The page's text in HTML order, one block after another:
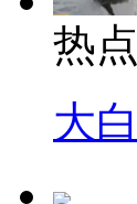
热
大